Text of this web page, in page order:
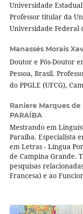
Universidade
Professor titular da
Universidade Federal
Manassés Morais
Doutor e Pós-Doutor
Pessoa, Brasil.
do PPGLE (UFCG),
Raniere Marques de
PARAÍBA
Mestrando em
Paraíba. Especialista
em Letras - Língua
de Campina Grande.
pesquisas
Francesa) e ao